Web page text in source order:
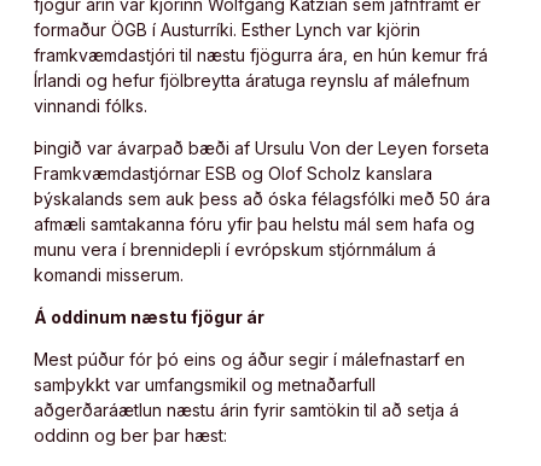
fjögur árin var kjörinn Wolfgang Katzian sem jafnframt er
formaður ÖGB í Austurríki. Esther Lynch var kjörin
framkvæmdastjóri til næstu fjögurra ára, en hún kemur frá
Írlandi og hefur fjölbreytta áratuga reynslu af málefnum
vinnandi fólks.
Þingið var ávarpað bæði af Ursulu Von der Leyen forseta
Framkvæmdastjórnar ESB og Olof Scholz kanslara
Þýskalands sem auk þess að óska félagsfólki með 50 ára
afmæli samtakanna fóru yfir þau helstu mál sem hafa og
munu vera í brennidepli í evrópskum stjórnmálum á
komandi misserum.
Á oddinum næstu fjögur ár
Mest púður fór þó eins og áður segir í málefnastarf en
samþykkt var umfangsmikil og metnaðarfull
aðgerðaráætlun næstu árin fyrir samtökin til að setja á
oddinn og ber þar hæst: